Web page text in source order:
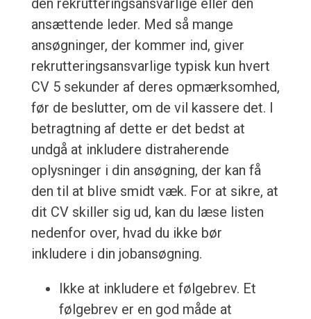
den rekrutteringsansvarlige eller den
ansættende leder. Med så mange
ansøgninger, der kommer ind, giver
rekrutteringsansvarlige typisk kun hvert
CV 5 sekunder af deres opmærksomhed,
før de beslutter, om de vil kassere det. I
betragtning af dette er det bedst at
undgå at inkludere distraherende
oplysninger i din ansøgning, der kan få
den til at blive smidt væk. For at sikre, at
dit CV skiller sig ud, kan du læse listen
nedenfor over, hvad du ikke bør
inkludere i din jobansøgning.
Ikke at inkludere et følgebrev. Et
følgebrev er en god måde at